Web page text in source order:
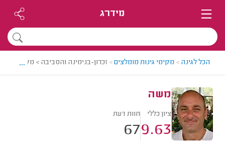
מידרג
הכל לגינה > מקימי גינות מומלצים> זכרון-בנימינה והסביבה > מקים
...
משה
ציון כללי
9.63
חוות דעת
67